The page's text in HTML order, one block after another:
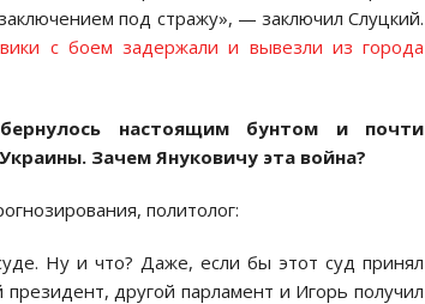
под стражу», — заключил Слуцкий.
с боем задержали и вывезли из города
настоящим бунтом и почти
Зачем Януковичу эта война?
политолог:
Ну и что? Даже, если бы этот суд принял
другой парламент и Игорь получил